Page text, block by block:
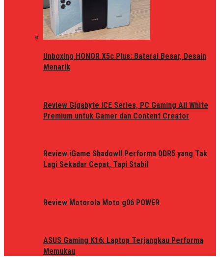
Unboxing HONOR X5c Plus: Baterai Besar, Desain
Menarik
Review Gigabyte ICE Series, PC Gaming All White
Premium untuk Gamer dan Content Creator
Review iGame ShadowII Performa DDR5 yang Tak
Lagi Sekadar Cepat, Tapi Stabil
Review Motorola Moto g06 POWER
ASUS Gaming K16: Laptop Terjangkau Performa
Memukau